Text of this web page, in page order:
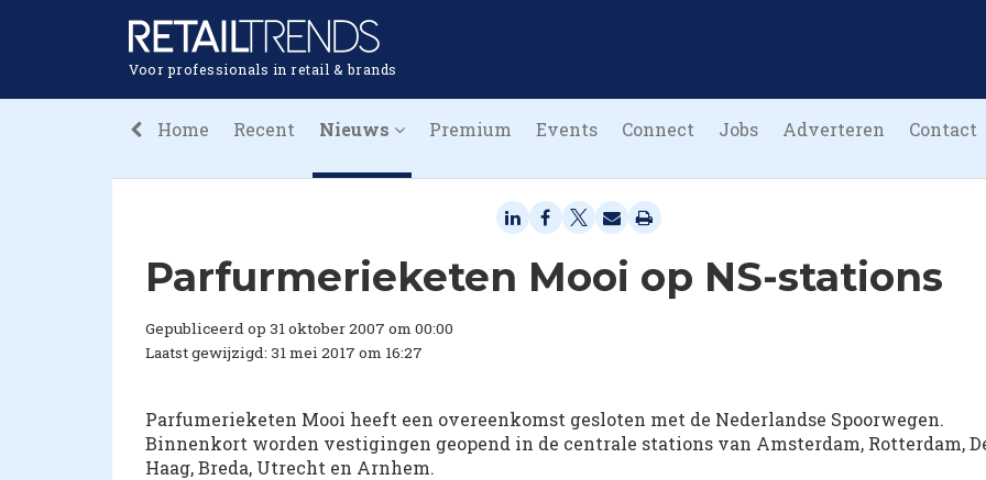
Voor professionals in retail & brands
Home Recent Nieuws Premium Events Connect Jobs Adverteren Contact
Parfurmerieketen Mooi op NS-stations
Gepubliceerd op 31 oktober 2007 om 00:00
Laatst gewijzigd: 31 mei 2017 om 16:27
Parfumerieketen Mooi heeft een overeenkomst gesloten met de Nederlandse Spoorwegen.
Binnenkort worden vestigingen geopend in de centrale stations van Amsterdam, Rotterdam,
Haag, Breda, Utrecht en Arnhem.